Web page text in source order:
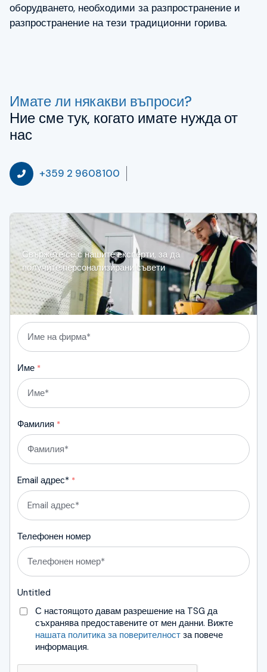
оборудването, необходими за разпространение и
разпространение на тези традиционни горива.
Имате ли някакви въпроси?
Ние сме тук, когато имате нужда от
нас
+359 2 9608100
Свържете се с нашите експерти, за да
получите персонализирани съвети
Име
на
фирма* *
Име *
Фамилия *
Email адрес* *
Телефонен номер
Untitled
С настоящото давам разрешение на TSG да
съхранява предоставените от мен данни. Вижте
нашата политика за поверителност за повече
информация.